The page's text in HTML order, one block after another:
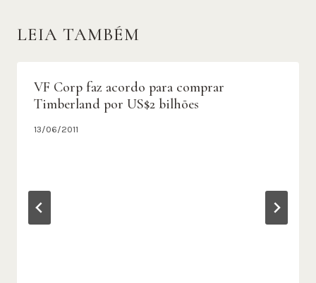
LEIA TAMBÉM
VF Corp faz acordo para comprar
Timberland por US$2 bilhões
13/06/2011